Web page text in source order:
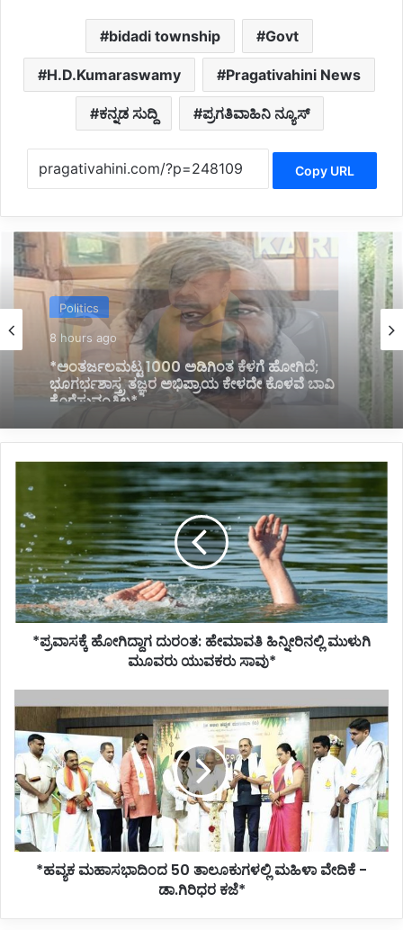
bidadi township Govt
H.D.Kumaraswamy Pragativahini News
ಕನ್ನಡ ಸುದ್ದಿ ಪ್ರಗತಿವಾಹಿನಿ ನ್ಯೂಸ್
Copy URL
Politics
8 hours ago
*ಹೊರಟ್ಟಿಯವರಿಂದ ರಾಜೀನಾಮೆ ಪಡೆದ ಸರ್ಕಾರದ ನಡೆ
ಪರಿಷತ್ ಇಹಾಸದಲ್ಲಿ ಕಪ್ಪು ಚುಕ್ಕೆ:ಬಸವರಾಜ ಬೊಮ್ಮಾಯಿ*
ಹೋಗಿದ್ದಾಗ
ಹೇಮಾವತಿ
ಹಿನ್ನೀರಿನಲ್ಲಿ
ಮುಳುಗಿ
ಮೂವರು
ಯುವಕರು
ಸಾವು*
*ಪ್ರವಾಸಕ್ಕೆ ಹೋಗಿದ್ದಾಗ ದುರಂತ: ಹೇಮಾವತಿ ಹಿನ್ನೀರಿನಲ್ಲಿ ಮುಳುಗಿ
ಮೂವರು ಯುವಕರು ಸಾವು*
ಮಹಾಸಭಾದಿಂದ
50
ತಾಲೂಕುಗಳಲ್ಲಿ
ಮಹಿಳಾ
ವೇದಿಕೆ
ಡಾ.ಗಿರಿಧರ
ಕಜೆ*
*ಹವ್ಯಕ ಮಹಾಸಭಾದಿಂದ 50 ತಾಲೂಕುಗಳಲ್ಲಿ ಮಹಿಳಾ ವೇದಿಕೆ -
ಡಾ.ಗಿರಿಧರ ಕಜೆ*